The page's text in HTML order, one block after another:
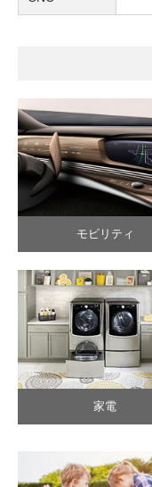
モビリティ
家電